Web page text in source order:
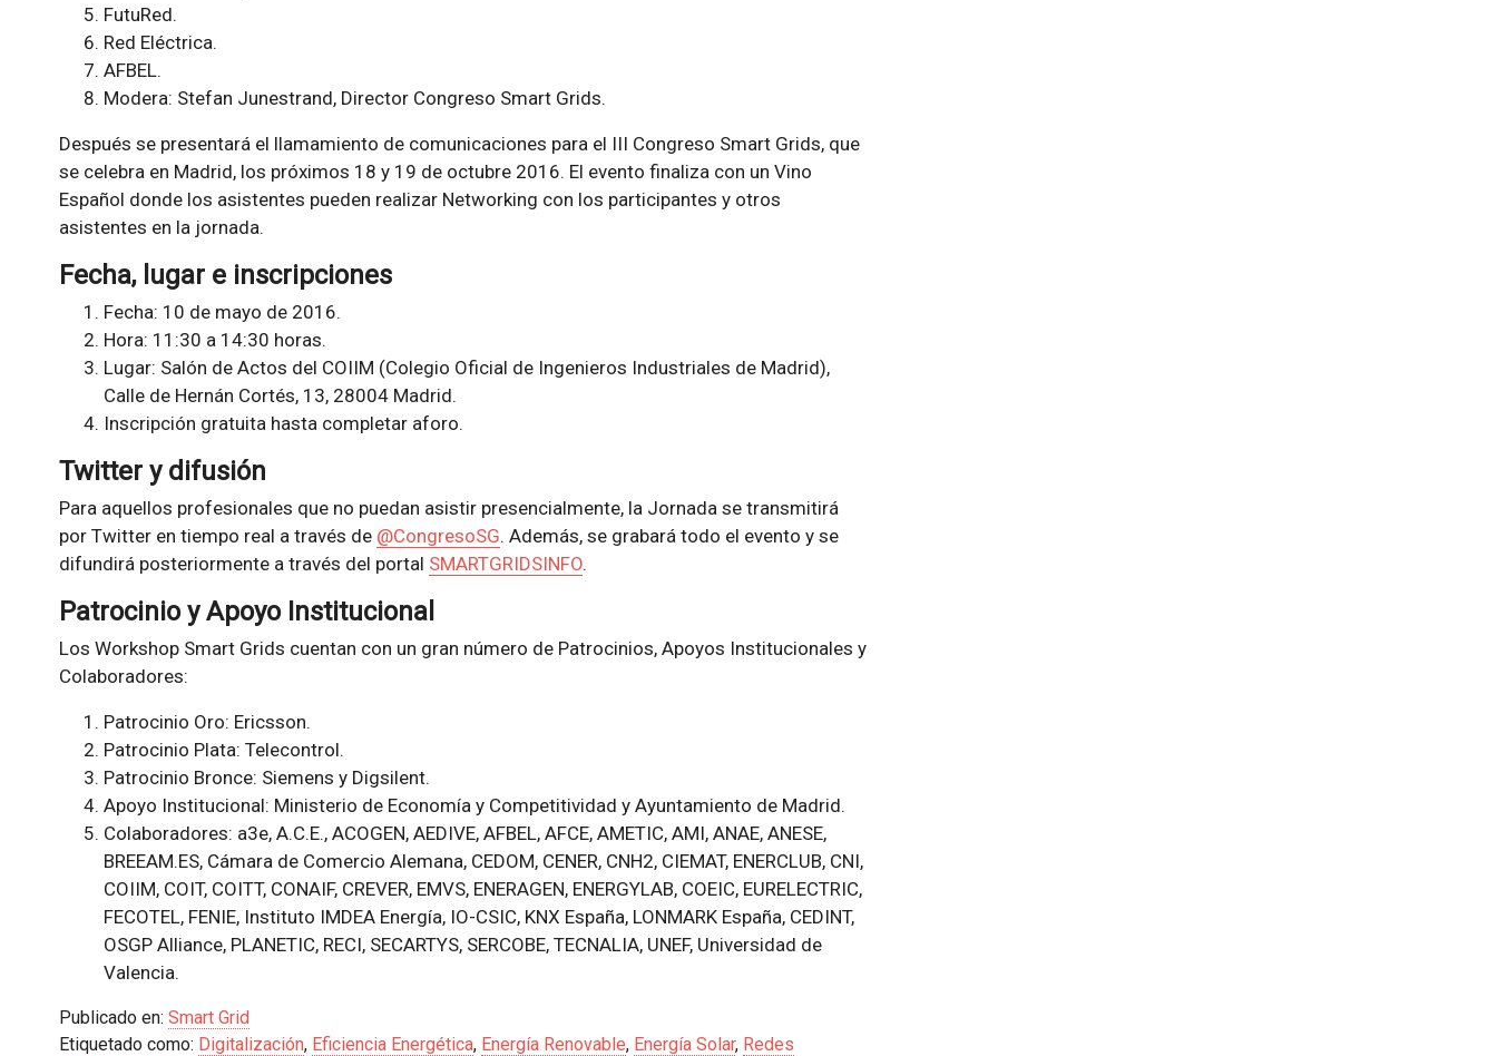
FutuRed.
Red Eléctrica.
AFBEL.
Modera: Stefan Junestrand, Director Congreso Smart Grids.
Después se presentará el llamamiento de comunicaciones para el III Congreso Smart Grids, que
se celebra en Madrid, los próximos 18 y 19 de octubre 2016. El evento finaliza con un Vino
Español donde los asistentes pueden realizar Networking con los participantes y otros
asistentes en la jornada.
Fecha, lugar e inscripciones
Fecha: 10 de mayo de 2016.
Hora: 11:30 a 14:30 horas.
Lugar: Salón de Actos del COIIM (Colegio Oficial de Ingenieros Industriales de Madrid),
Calle de Hernán Cortés, 13, 28004 Madrid.
Inscripción gratuita hasta completar aforo.
Twitter y difusión
Para aquellos profesionales que no puedan asistir presencialmente, la Jornada se transmitirá
por Twitter en tiempo real a través de @CongresoSG. Además, se grabará todo el evento y se
difundirá posteriormente a través del portal SMARTGRIDSINFO.
Patrocinio y Apoyo Institucional
Los Workshop Smart Grids cuentan con un gran número de Patrocinios, Apoyos Institucionales y
Colaboradores:
Patrocinio Oro: Ericsson.
Patrocinio Plata: Telecontrol.
Patrocinio Bronce: Siemens y Digsilent.
Apoyo Institucional: Ministerio de Economía y Competitividad y Ayuntamiento de Madrid.
Colaboradores: a3e, A.C.E., ACOGEN, AEDIVE, AFBEL, AFCE, AMETIC, AMI, ANAE, ANESE,
BREEAM.ES, Cámara de Comercio Alemana, CEDOM, CENER, CNH2, CIEMAT, ENERCLUB, CNI,
COIIM, COIT, COITT, CONAIF, CREVER, EMVS, ENERAGEN, ENERGYLAB, COEIC, EURELECTRIC,
FECOTEL, FENIE, Instituto IMDEA Energía, IO-CSIC, KNX España, LONMARK España, CEDINT,
OSGP Alliance, PLANETIC, RECI, SECARTYS, SERCOBE, TECNALIA, UNEF, Universidad de
Valencia.
Publicado en: Smart Grid
Etiquetado como: Digitalización, Eficiencia Energética, Energía Renovable, Energía Solar, Redes